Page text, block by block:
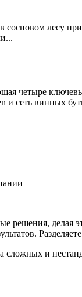
лесу
четыре
и сеть винных
решения,
и